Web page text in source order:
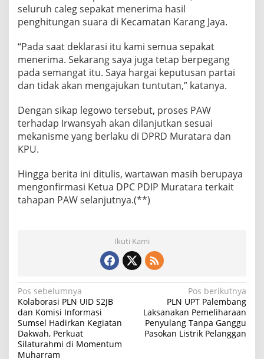
seluruh caleg sepakat menerima hasil
penghitungan suara di Kecamatan Karang Jaya.
“Pada saat deklarasi itu kami semua sepakat
menerima. Sekarang saya juga tetap berpegang
pada semangat itu. Saya hargai keputusan partai
dan tidak akan mengajukan tuntutan,” katanya.
Dengan sikap legowo tersebut, proses PAW
terhadap Irwansyah akan dilanjutkan sesuai
mekanisme yang berlaku di DPRD Muratara dan
KPU.
Hingga berita ini ditulis, wartawan masih berupaya
mengonfirmasi Ketua DPC PDIP Muratara terkait
tahapan PAW selanjutnya.(**)
Ikuti Kami
N
a
v
i
Pos sebelumnya
Kolaborasi PLN UID S2JB
dan Komisi Informasi
Sumsel Hadirkan Kegiatan
Dakwah, Perkuat
Silaturahmi di Momentum
Muharram
Pos berikutnya
PLN UPT Palembang
Laksanakan Pemeliharaan
Penyulang Tanpa Ganggu
Pasokan Listrik Pelanggan